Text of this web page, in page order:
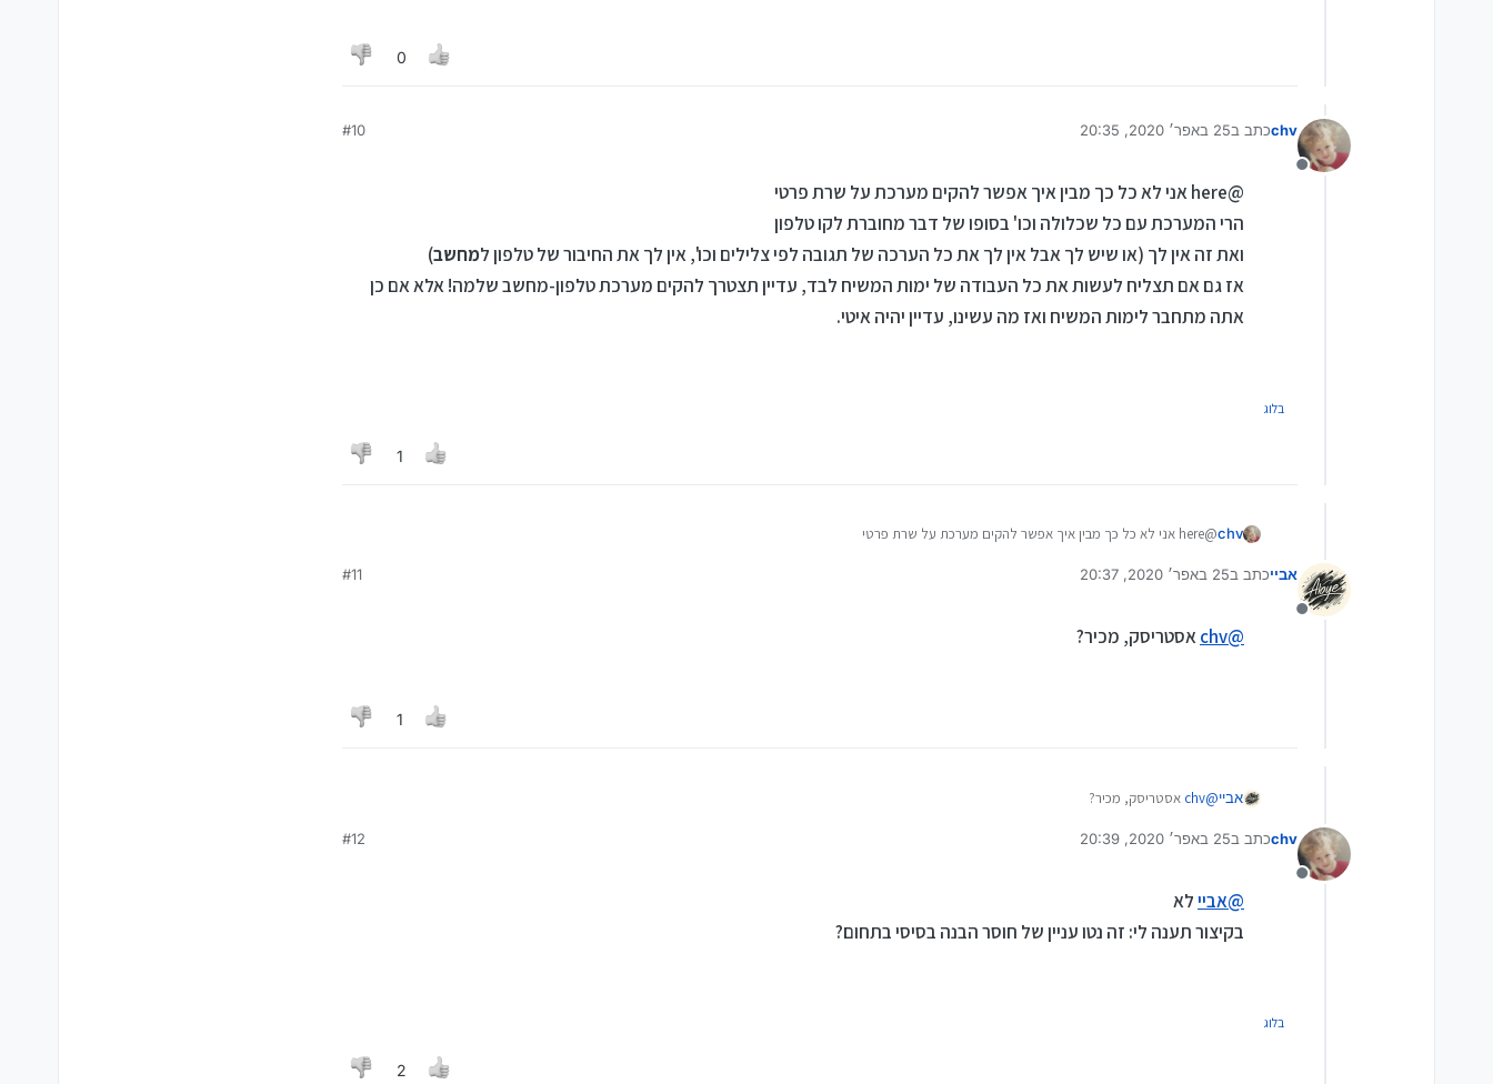
0
מנותק
chvכתב ב25 באפר׳ 2020, 20:35
נערך לאחרונה על ידי
#10
@here אני לא כל כך מבין איך אפשר להקים מערכת על שרת פרטי
הרי המערכת עם כל שכלולה וכו' בסופו של דבר מחוברת לקו טלפון
ואת זה אין לך (או שיש לך אבל אין לך את כל הערכה של תגובה לפי צלילים וכו', אין לך את החיבור של טלפון למחשב)
אז גם אם תצליח לעשות את כל העבודה של ימות המשיח לבד, עדיין תצטרך להקים מערכת טלפון-מחשב שלמה! אלא אם כן
אתה מתחבר לימות המשיח ואז מה עשינו, עדיין יהיה איטי.
בלוג
1
chv@here אני לא כל כך מבין איך אפשר להקים מערכת על שרת פרטי
ואת זה אין לך (או שיש לך אבל אין לך את כל הערכה של תגובה לפי צלילים וכו', אין לך את החיבור של טלפון ל
מנותק
אבייכתב ב25 באפר׳ 2020, 20:37
נערך לאחרונה על ידי
#11
@
chvאסטריסק, מכיר?
1
אביי@
chv אסטריסק, מכיר?
מנותק
chvכתב ב25 באפר׳ 2020, 20:39
נערך לאחרונה על ידי
#12
@אביילא
בקיצור תענה לי: זה נטו עניין של חוסר הבנה בסיסי בתחום?
בלוג
2